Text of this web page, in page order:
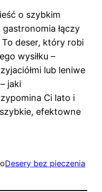
o szybkim
łączy
deser, który robi
wysiłku –
lub leniwe
jaki
Ci lato i
efektowne
Desery bez pieczenia